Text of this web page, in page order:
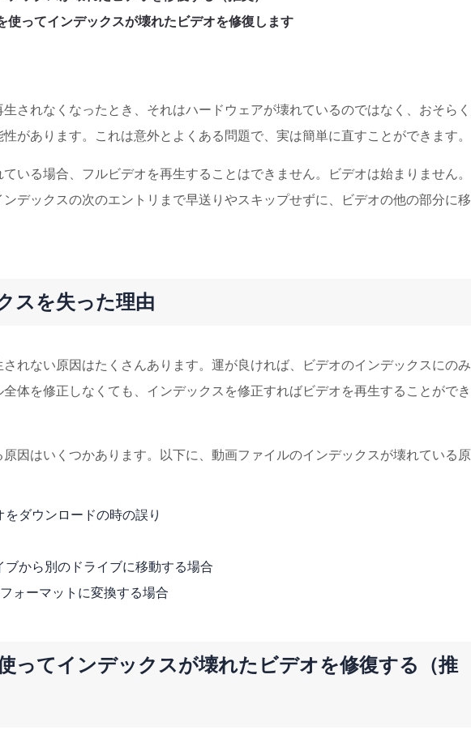
使ってインデックスが壊れたビデオを修復します
されなくなったとき、それはハードウェアが壊れているのではなく、おそら
があります。これは意外とよくある問題で、実は簡単に直すことができます。
いる場合、フルビデオを再生することはできません。ビデオは始まりません。
デックスの次のエントリまで早送りやスキップせずに、ビデオの他の部分に
スを失った理由
れない原因はたくさんあります。運が良ければ、ビデオのインデックスにの
体を修正しなくても、インデックスを修正すればビデオを再生することができ
因はいくつかあります。以下に、動画ファイルのインデックスが壊れている
ダウンロードの時の誤り
ブから別のドライブに移動する場合
ォーマットに変換する場合
ってインデックスが壊れたビデオを修復する（推